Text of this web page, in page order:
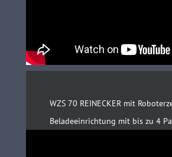
WZS 70 REINECKER mit
Beladeeinrichtung mit bis zu 4